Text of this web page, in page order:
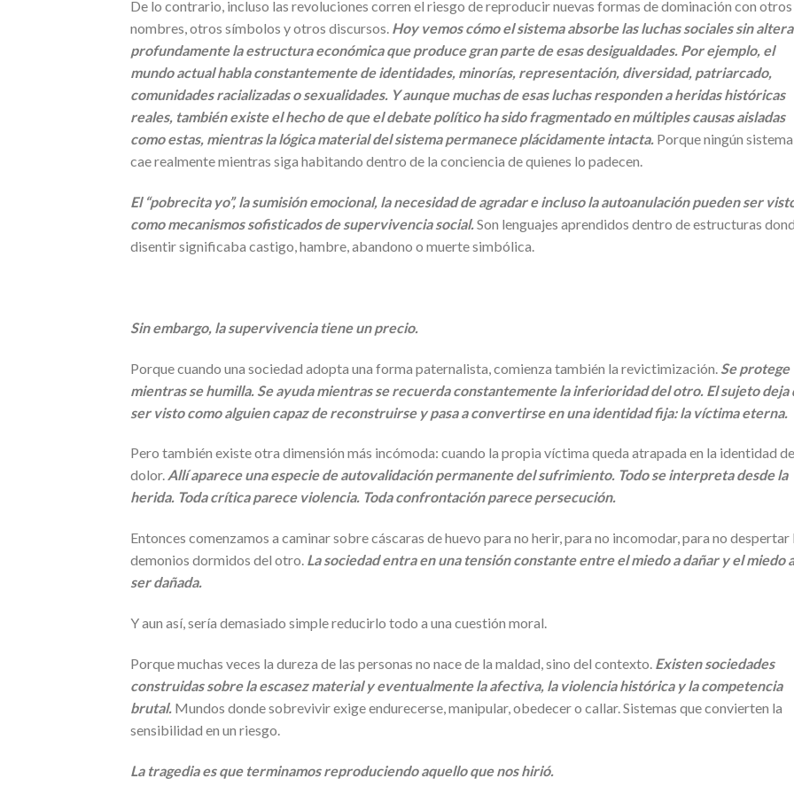
De lo contrario, incluso las revoluciones corren el riesgo de reproducir nuevas formas de dominación con otros
nombres, otros símbolos y otros discursos. Hoy vemos cómo el sistema absorbe las luchas sociales sin
profundamente la estructura económica que produce gran parte de esas desigualdades. Por ejemplo, el
mundo actual habla constantemente de identidades, minorías, representación, diversidad, patriarcado,
comunidades racializadas o sexualidades. Y aunque muchas de esas luchas responden a heridas históricas
reales, también existe el hecho de que el debate político ha sido fragmentado en múltiples causas aisladas
como estas, mientras la lógica material del sistema permanece plácidamente intacta. Porque ningún sistema
cae realmente mientras siga habitando dentro de la conciencia de quienes lo padecen.
El “pobrecita yo”, la sumisión emocional, la necesidad de agradar e incluso la autoanulación pueden ser
como mecanismos sofisticados de supervivencia social.Son lenguajes aprendidos dentro de estructuras
disentir significaba castigo, hambre, abandono o muerte simbólica.
Sin embargo, la supervivencia tiene un precio.
Porque cuando una sociedad adopta una forma paternalista, comienza también la revictimización. Se protege
mientras se humilla. Se ayuda mientras se recuerda constantemente la inferioridad del otro. El sujeto deja
ser visto como alguien capaz de reconstruirse y pasa a convertirse en una identidad fija: la víctima eterna.
Pero también existe otra dimensión más incómoda: cuando la propia víctima queda atrapada en la identidad
dolor. Allí aparece una especie de autovalidación permanente del sufrimiento. Todo se interpreta desde la
herida. Toda crítica parece violencia. Toda confrontación parece persecución.
Entonces comenzamos a caminar sobre cáscaras de huevo para no herir, para no incomodar, para no despertar
demonios dormidos del otro. La sociedad entra en una tensión constante entre el miedo a dañar y el miedo a
ser dañada.
Y aun así, sería demasiado simple reducirlo todo a una cuestión moral.
Porque muchas veces la dureza de las personas no nace de la maldad, sino del contexto. Existen sociedades
construidas sobre la escasez material y eventualmente la afectiva, la violencia histórica y la competencia
brutal. Mundos donde sobrevivir exige endurecerse, manipular, obedecer o callar. Sistemas que convierten la
sensibilidad en un riesgo.
La tragedia es que terminamos reproduciendo aquello que nos hirió.